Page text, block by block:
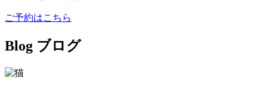
ご予約はこちら
Blog ブログ